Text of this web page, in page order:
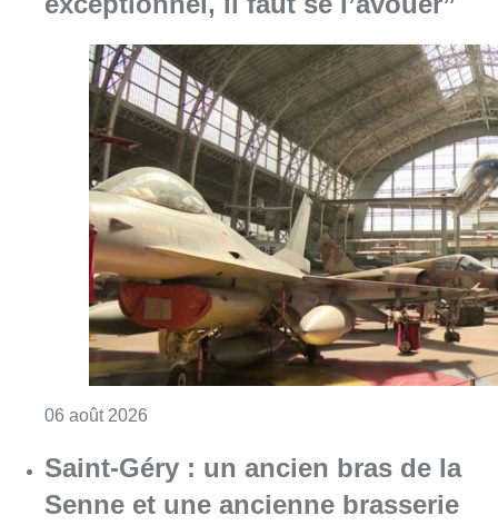
06 août 2026
Saint-Géry : un ancien bras de la
Senne et une ancienne brasserie